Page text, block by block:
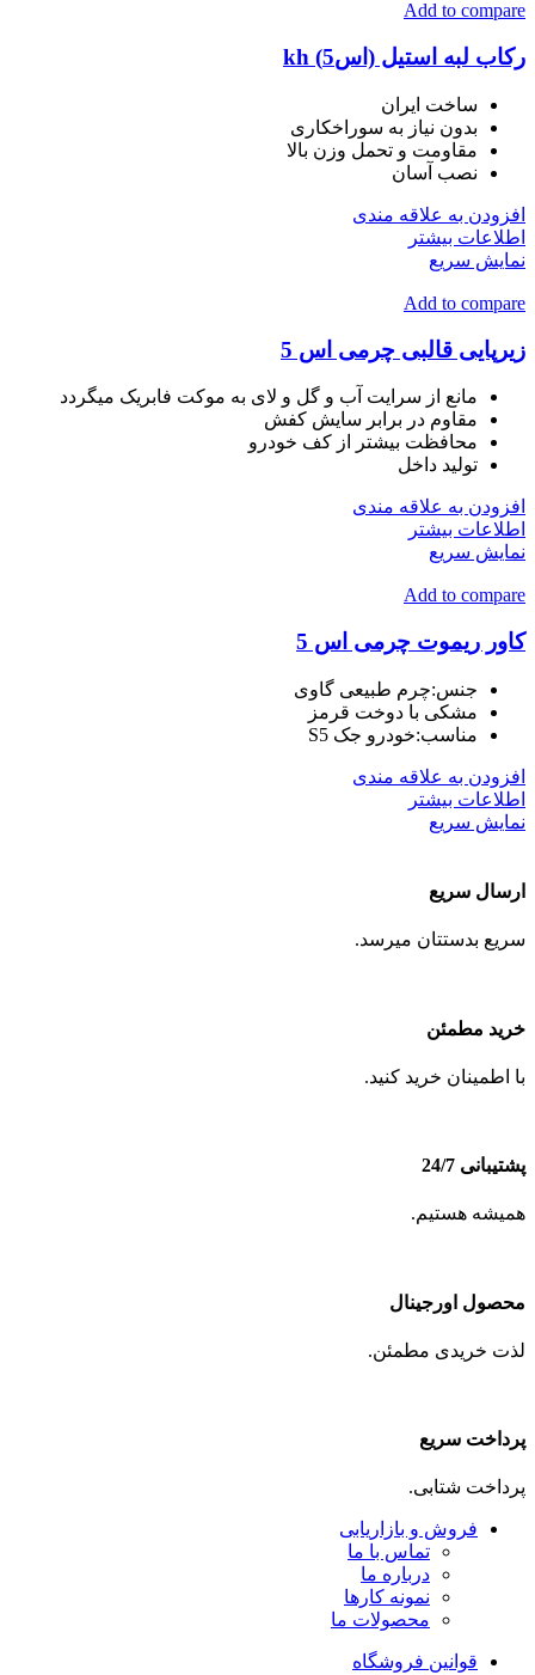
Add to compare
رکاب لبه استیل (اس5) kh
ساخت ایران
بدون نیاز به سوراخکاری
مقاومت و تحمل وزن بالا
نصب آسان
افزودن به علاقه مندی
اطلاعات بیشتر
نمایش سریع
Add to compare
زیرپایی قالبی چرمی اس 5
مانع از سرایت آب و گل و لای به موکت فابریک میگردد
مقاوم در برابر سایش کفش
محافظت بیشتر از کف خودرو
تولید داخل
افزودن به علاقه مندی
اطلاعات بیشتر
نمایش سریع
Add to compare
کاور ریموت چرمی اس 5
جنس:چرم طبیعی گاوی
مشکی با دوخت قرمز
مناسب:خودرو جک S5
افزودن به علاقه مندی
اطلاعات بیشتر
نمایش سریع
ارسال سریع
سریع بدستتان میرسد.
خرید مطمئن
با اطمینان خرید کنید.
پشتیبانی 24/7
همیشه هستیم.
محصول اورجینال
لذت خریدی مطمئن.
پرداخت سریع
پرداخت شتابی.
فروش و بازاریابی
تماس با ما
درباره ما
نمونه کارها
محصولات ما
قوانین فروشگاه